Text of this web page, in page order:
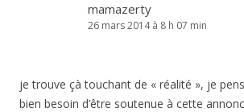
mamazerty
26 mars 2014 à 8 h 07 min
je trouve çà touchant de « réalité », je
bien besoin d’être soutenue à cette